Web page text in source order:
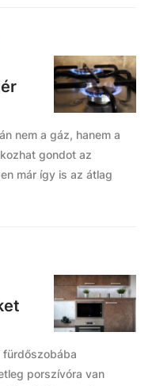
nem a gáz, hanem a
gondot az
már így is az átlag
fürdőszobába
porszívóra van